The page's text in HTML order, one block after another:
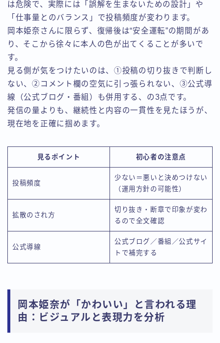
は危険で、実際には「誤解を生まないための設計」や
「仕事量とのバランス」で投稿頻度が変わります。
岡本姫奈さんに限らず、復帰後は“安全運転”の期間があ
り、そこから徐々に本人の色が出てくることが多いで
す。
見る側が気をつけたいのは、①投稿の切り抜きで判断し
ない、②コメント欄の空気に引っ張られない、③公式導
線（公式ブログ・番組）も併用する、の3点です。
発信の量よりも、継続性と内容の一貫性を見たほうが、
現在地を正確に掴めます。
見るポイント 初心者の注意点
投稿頻度
少ない＝悪いと決めつけない
（運用方針の可能性）
拡散のされ方
切り抜き・断章で印象が変わ
るので全文確認
公式導線
公式ブログ／番組／公式サイ
トで補完する
岡本姫奈が「かわいい」と言われる理
由：ビジュアルと表現力を分析